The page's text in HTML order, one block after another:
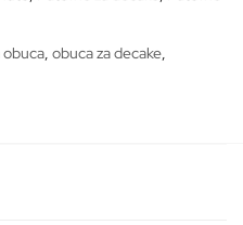
obuca, obuca za decake,